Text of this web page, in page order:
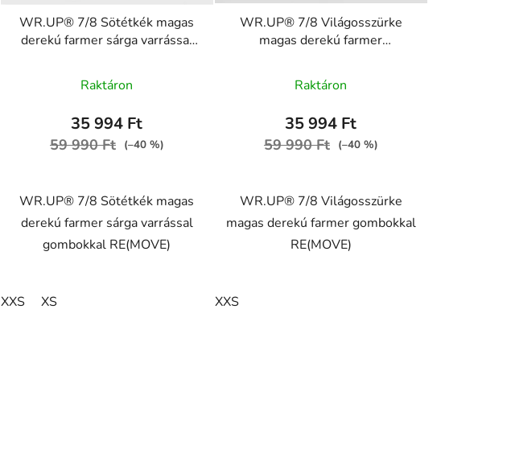
WR.UP® 7/8 Sötétkék magas
derekú farmer sárga varrással
WRUP4BHC002ORG, J0Y
Raktáron
35 994 Ft
59 990 Ft (–40 %)
WR.UP® 7/8 Sötétkék magas
derekú farmer sárga varrással
gombokkal RE(MOVE)
XXS XS
WR.UP® 7/8 Világosszürke
magas derekú farmer
WRUP4BHC002ORG, J3Y
Raktáron
35 994 Ft
59 990 Ft (–40 %)
WR.UP® 7/8 Világosszürke
magas derekú farmer gombokkal
RE(MOVE)
XXS